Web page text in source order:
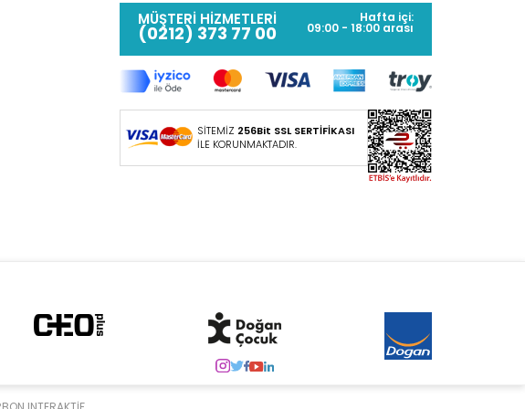
MÜŞTERİ HİZMETLERİ
(0212) 373 77 00
Hafta içi:
09:00 - 18:00 arası
SİTEMİZ 256Bit SSL SERTİFİKASI
İLE KORUNMAKTADIR.